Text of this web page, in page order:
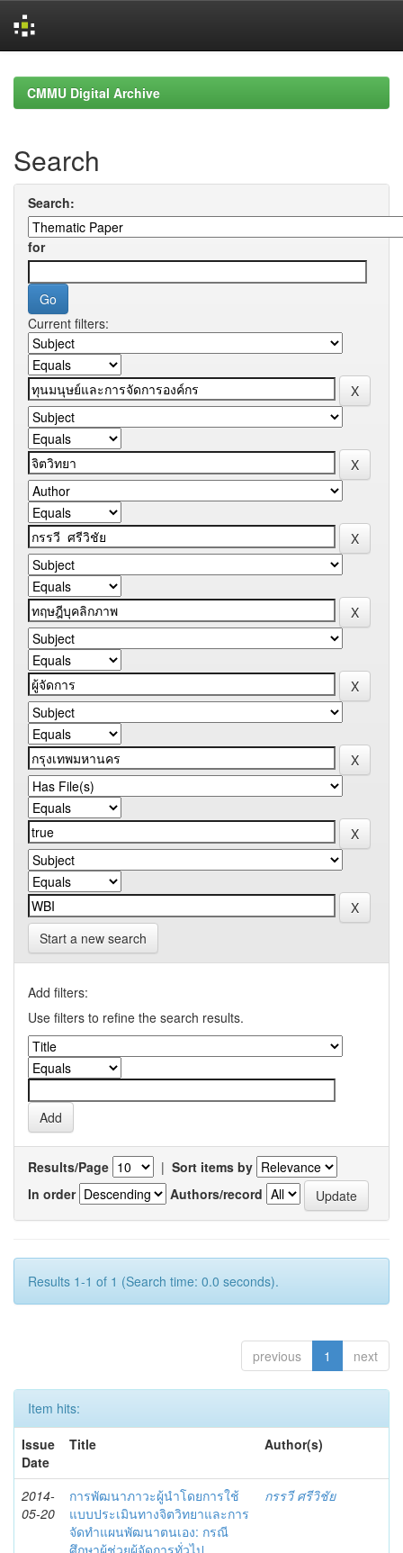
navigationCMMU Digital Archive
Search
Search:
for
Current filters:
Start a new search
Add filters:
Use filters to refine the search results.
Results/Page | Sort items by
In order
Authors/record
Results 1-1 of 1 (Search time: 0.0 seconds).
previous 1 next
Item hits:
Issue
Date
Title Author(s)
2014-
05-20
การพัฒนาภาวะผู้นำโดยการใช้
แบบประเมินทางจิตวิทยาและการ
จัดทำแผนพัฒนาตนเอง: กรณี
ศึกษาผู้ช่วยผู้จัดการทั่วไป
กรรวี ศรีวิชัย